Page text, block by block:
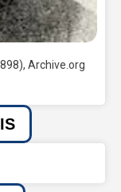
Archive.org